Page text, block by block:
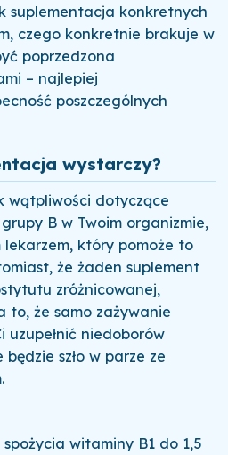
suplementacja konkretnych
czego konkretnie brakuje w
poprzedzona
– najlepiej
poszczególnych
wystarczy?
wątpliwości dotyczące
B w Twoim organizmie,
lekarzem, który pomoże to
że żaden suplement
zróżnicowanej,
to, że samo zażywanie
uzupełnić niedoborów
szło w parze ze
witaminy B1 do 1,5